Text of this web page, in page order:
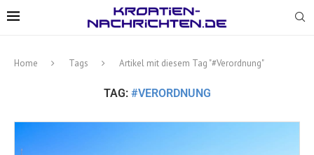
Home Tags Artikel mit diesem Tag "#Verordnung"
TAG: #VERORDNUNG